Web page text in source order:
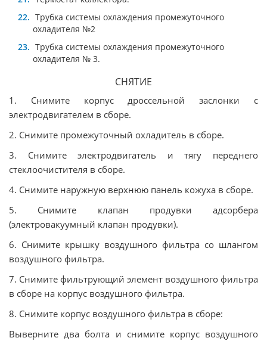
Трубка системы охлаждения промежуточного
охладителя №2
Трубка системы охлаждения промежуточного
охладителя № 3.
СНЯТИЕ
1. Снимите корпус дроссельной заслонки с
электродвигателем в сборе.
2. Снимите промежуточный охладитель в сборе.
3. Снимите электродвигатель и тягу переднего
стеклоочистителя в сборе.
4. Снимите наружную верхнюю панель кожуха в сборе.
5. Снимите клапан продувки адсорбера
(электровакуумный клапан продувки).
6. Снимите крышку воздушного фильтра со шлангом
воздушного фильтра.
7. Снимите фильтрующий элемент воздушного фильтра
в сборе на корпус воздушного фильтра.
8. Снимите корпус воздушного фильтра в сборе:
Выверните два болта и снимите корпус воздушного